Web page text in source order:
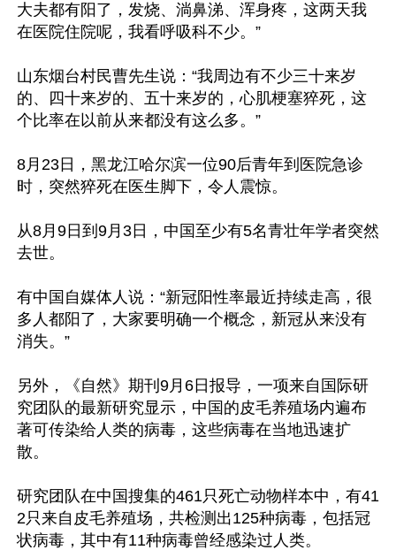
大夫都有阳了，发烧、淌鼻涕、浑身疼，这两天我
在医院住院呢，我看呼吸科不少。”
山东烟台村民曹先生说：“我周边有不少三十来岁
的、四十来岁的、五十来岁的，心肌梗塞猝死，这
个比率在以前从来都没有这么多。”
8月23日，黑龙江哈尔滨一位90后青年到医院急诊
时，突然猝死在医生脚下，令人震惊。
从8月9日到9月3日，中国至少有5名青壮年学者突然
去世。
有中国自媒体人说：“新冠阳性率最近持续走高，很
多人都阳了，大家要明确一个概念，新冠从来没有
消失。”
另外，《自然》期刊9月6日报导，一项来自国际研
究团队的最新研究显示，中国的皮毛养殖场内遍布
著可传染给人类的病毒，这些病毒在当地迅速扩
散。
研究团队在中国搜集的461只死亡动物样本中，有41
2只来自皮毛养殖场，共检测出125种病毒，包括冠
状病毒，其中有11种病毒曾经感染过人类。